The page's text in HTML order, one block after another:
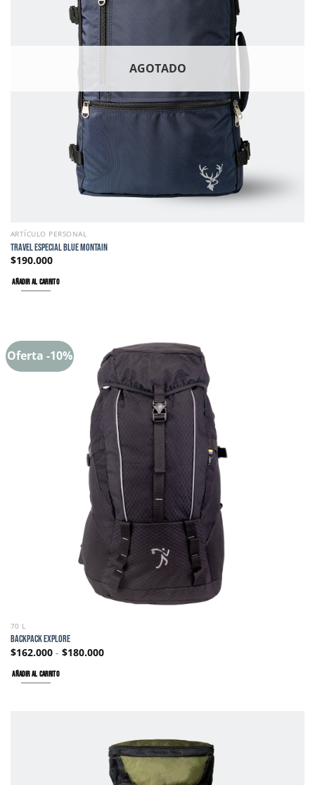
AGOTADO
ARTÍCULO PERSONAL
TRAVEL ESPECIAL BLUE MONTAIN
$190.000
AÑADIR AL CARRITO
Oferta -10%
70 L
BACKPACK EXPLORE
$162.000 - $180.000
AÑADIR AL CARRITO